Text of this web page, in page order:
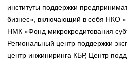
институты поддержки
бизнес», включающий в себя НКО
НМК «Фонд микрокредитования
Региональный центр поддержки
центр инжиниринга КБР, Центр